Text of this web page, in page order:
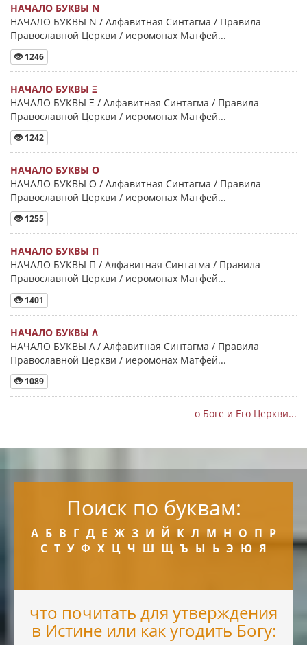
НАЧАЛО БУКВЫ Ν
НАЧАЛО БУКВЫ Ν / Алфавитная Синтагма / Правила
Православной Церкви / иеромонах Матфей...
1246
НАЧАЛО БУКВЫ Ξ
НАЧАЛО БУКВЫ Ξ / Алфавитная Синтагма / Правила
Православной Церкви / иеромонах Матфей...
1242
НАЧАЛО БУКВЫ Ο
НАЧАЛО БУКВЫ Ο / Алфавитная Синтагма / Правила
Православной Церкви / иеромонах Матфей...
1255
НАЧАЛО БУКВЫ Π
НАЧАЛО БУКВЫ Π / Алфавитная Синтагма / Правила
Православной Церкви / иеромонах Матфей...
1401
НАЧАЛО БУКВЫ Λ
НАЧАЛО БУКВЫ Λ / Алфавитная Синтагма / Правила
Православной Церкви / иеромонах Матфей...
1089
о Боге и Его Церкви...
Поиск по буквам:
А Б В Г Д Е Ж З И Й К Л М Н О П Р
С Т У Ф Х Ц Ч Ш Щ Ъ Ы Ь Э Ю Я
что почитать для утверждения
в Истине или как угодить Богу: